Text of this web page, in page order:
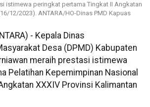
istimewa peringkat pertama Tingkat II Angkatan
12/2023). ANTARA/HO-Dinas PMD Kapuas
- Kepala Dinas
Desa (DPMD) Kabupaten
meraih prestasi istimewa
Pelatihan Kepemimpinan Nasional
XXXIV Provinsi Kalimantan